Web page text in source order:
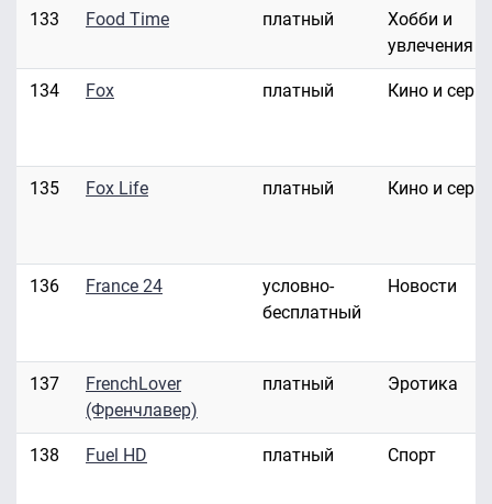
133 Food Time платный
Хобби и
увлечения
134 Fox платный Кино и
135 Fox Life платный Кино и
136 France 24
условно-
бесплатный
Новости
137
FrenchLover
(Френчлавер)
платный Эротика
138 Fuel HD платный Спорт